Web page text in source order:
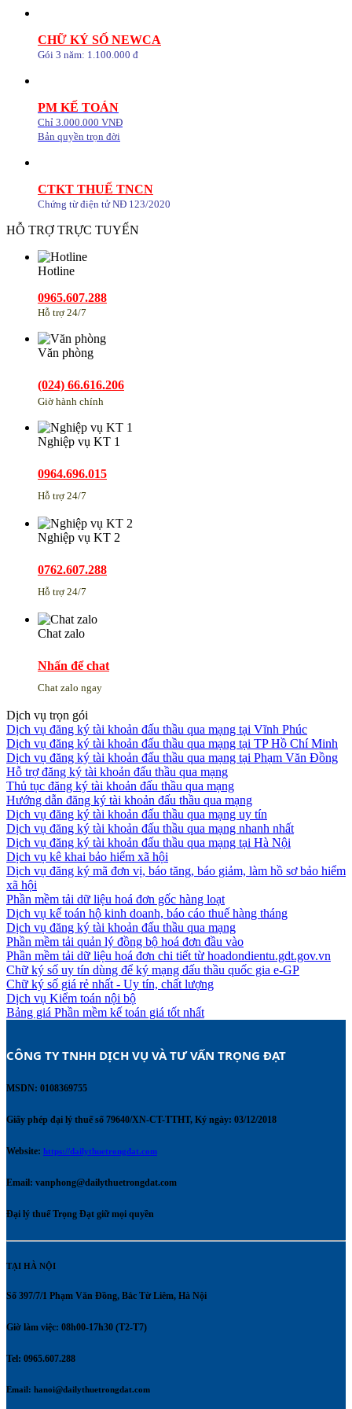
CHỮ KÝ SỐ NEWCA
Gói 3 năm: 1.100.000 đ
PM KẾ TOÁN
Chỉ 3.000.000 VNĐ
Bản quyền trọn đời
CTKT THUẾ TNCN
Chứng từ điện tử NĐ 123/2020
HỖ TRỢ TRỰC TUYẾN
Hotline
0965.607.288
Hỗ trợ 24/7
Văn phòng
(024) 66.616.206
Giờ hành chính
Nghiệp vụ KT 1
0964.696.015
Hỗ trợ 24/7
Nghiệp vụ KT 2
0762.607.288
Hỗ trợ 24/7
Chat zalo
Nhấn để chat
Chat zalo ngay
Dịch vụ trọn gói
Dịch vụ đăng ký tài khoản đấu thầu qua mạng tại Vĩnh Phúc
Dịch vụ đăng ký tài khoản đấu thầu qua mạng tại TP Hồ Chí Minh
Dịch vụ đăng ký tài khoản đấu thầu qua mạng tại Phạm Văn Đồng
Hỗ trợ đăng ký tài khoản đấu thầu qua mạng
Thủ tục đăng ký tài khoản đấu thầu qua mạng
Hướng dẫn đăng ký tài khoản đấu thầu qua mạng
Dịch vụ đăng ký tài khoản đấu thầu qua mạng uy tín
Dịch vụ đăng ký tài khoản đấu thầu qua mạng nhanh nhất
Dịch vụ đăng ký tài khoản đấu thầu qua mạng tại Hà Nội
Dịch vụ kê khai bảo hiểm xã hội
Dịch vụ đăng ký mã đơn vị, báo tăng, báo giảm, làm hồ sơ bảo hiểm
xã hội
Phần mềm tải dữ liệu hoá đơn gốc hàng loạt
Dịch vụ kế toán hộ kinh doanh, báo cáo thuế hàng tháng
Dịch vụ đăng ký tài khoản đấu thầu qua mạng
Phần mềm tải quản lý đồng bộ hoá đơn đầu vào
Phần mềm tải dữ liệu hoá đơn chi tiết từ hoadondientu.gdt.gov.vn
Chữ ký số uy tín dùng để ký mạng đấu thầu quốc gia e-GP
Chữ ký số giá rẻ nhất - Uy tín, chất lượng
Dịch vụ Kiểm toán nội bộ
Bảng giá Phần mềm kế toán giá tốt nhất
CÔNG TY TNHH DỊCH VỤ VÀ TƯ VẤN TRỌNG ĐẠT
MSDN: 0108369755
Giấy phép đại lý thuế số 79640/XN-CT-TTHT, Ký ngày: 03/12/2018
Website: https://dailythuetrongdat.com
Email: vanphong@dailythuetrongdat.com
Đại lý thuế Trọng Đạt giữ mọi quyền
TẠI HÀ NỘI
Số 397/7/1 Phạm Văn Đồng, Bắc Từ Liêm, Hà Nội
Giờ làm việc: 08h00-17h30 (T2-T7)
Tel: 0965.607.288
Email: hanoi@dailythuetrongdat.com